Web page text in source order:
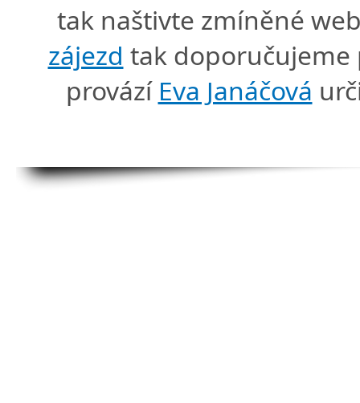
tak naštivte zmíněné
zájezd tak doporučujeme
provází Eva Janáčová